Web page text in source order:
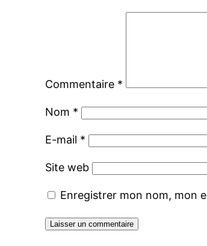
Commentaire *
Nom *
E-mail *
Site web
Enregistrer mon nom, mon